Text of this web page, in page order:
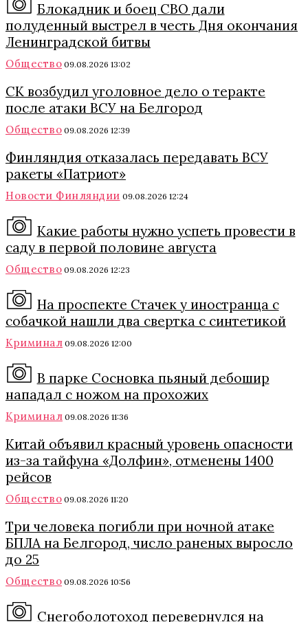
Блокадник и боец СВО дали
полуденный выстрел в честь Дня окончания
Ленинградской битвы
Общество 09.08.2026 13:02
СК возбудил уголовное дело о теракте
после атаки ВСУ на Белгород
Общество 09.08.2026 12:39
Финляндия отказалась передавать ВСУ
ракеты «Патриот»
Новости Финляндии 09.08.2026 12:24
Какие работы нужно успеть провести в
саду в первой половине августа
Общество 09.08.2026 12:23
На проспекте Стачек у иностранца с
собачкой нашли два свертка с синтетикой
Криминал 09.08.2026 12:00
В парке Сосновка пьяный дебошир
нападал с ножом на прохожих
Криминал 09.08.2026 11:36
Китай объявил красный уровень опасности
из-за тайфуна «Долфин», отменены 1400
рейсов
Общество 09.08.2026 11:20
Три человека погибли при ночной атаке
БПЛА на Белгород, число раненых выросло
до 25
Общество 09.08.2026 10:56
Снегоболотоход перевернулся на